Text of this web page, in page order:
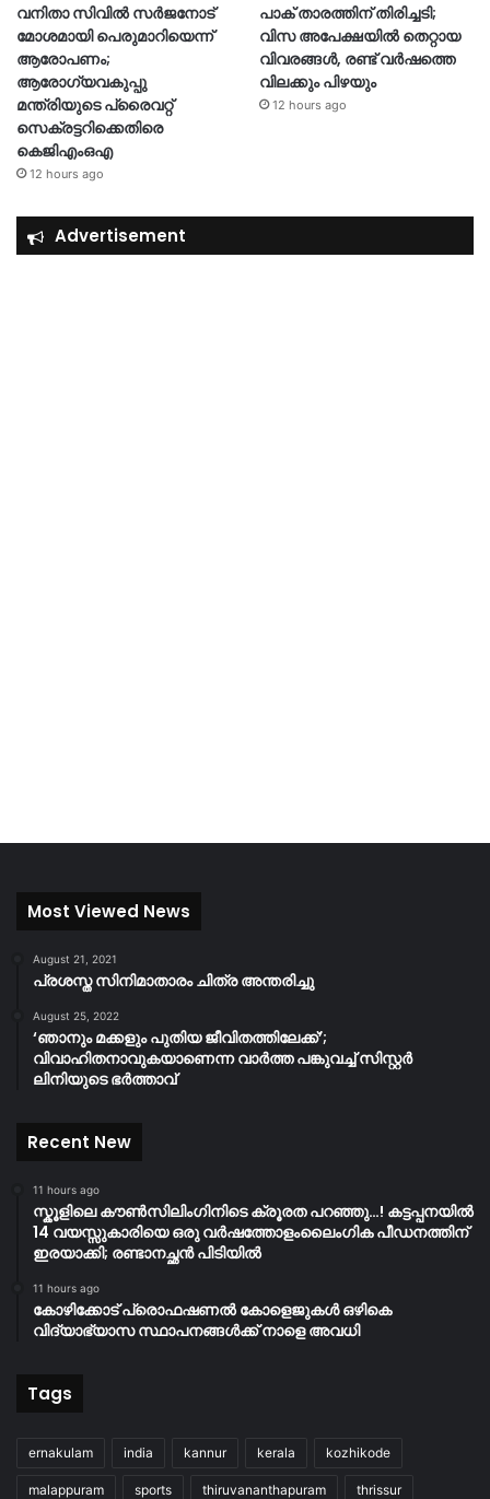
വനിതാ സിവിൽ സർജനോട്
മോശമായി പെരുമാറിയെന്ന്
ആരോപണം;
ആരോഗ്യവകുപ്പു
മന്ത്രിയുടെ പ്രൈവറ്റ്
സെക്രട്ടറിക്കെതിരെ
കെജിഎംഒഎ
12 hours ago
പാക് താരത്തിന് തിരിച്ചടി;
വിസ അപേക്ഷയിൽ തെറ്റായ
വിവരങ്ങൾ, രണ്ട് വർഷത്തെ
വിലക്കും പിഴയും
12 hours ago
Advertisement
Most Viewed News
August 21, 2021
പ്രശസ്ത സിനിമാതാരം ചിത്ര അന്തരിച്ചു
August 25, 2022
‘ഞാനും മക്കളും പുതിയ ജീവിതത്തിലേക്ക്’;
വിവാഹിതനാവുകയാണെന്ന വാർത്ത പങ്കുവച്ച് സിസ്റ്റർ
ലിനിയുടെ ഭർത്താവ്
Recent New
11 hours ago
സ്കൂളിലെ കൗൺസിലിംഗിനിടെ ക്രൂരത പറഞ്ഞു…! കട്ടപ്പനയിൽ
14 വയസ്സുകാരിയെ ഒരു വർഷത്തോളംലൈംഗിക പീഡനത്തിന്
ഇരയാക്കി; രണ്ടാനച്ഛൻ പിടിയിൽ
11 hours ago
കോഴിക്കോട് പ്രൊഫഷണൽ കോളെജുകൾ ഒഴികെ
വിദ്യാഭ്യാസ സ്ഥാപനങ്ങൾക്ക് നാളെ അവധി
Tags
ernakulam india kannur kerala kozhikode
malappuram sports thiruvananthapuram thrissur